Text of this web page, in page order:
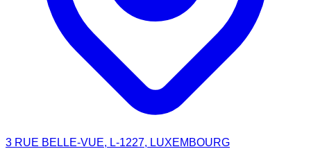
3 RUE BELLE-VUE, L-1227, LUXEMBOURG